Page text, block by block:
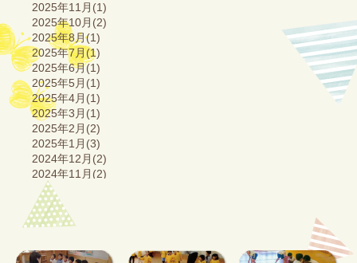
2025年11月(1)
2025年10月(2)
2025年8月(1)
2025年7月(1)
2025年6月(1)
2025年5月(1)
2025年4月(1)
2025年3月(1)
2025年2月(2)
2025年1月(3)
2024年12月(2)
2024年11月(2)
2024年10月(2)
2024年9月(1)
2024年8月(2)
2024年6月(2)